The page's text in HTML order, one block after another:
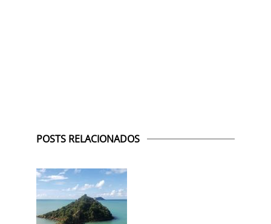
POSTS RELACIONADOS